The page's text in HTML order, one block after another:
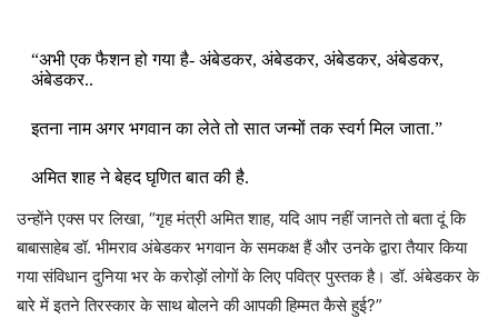
“अभी एक फैशन हो गया है- अंबेडकर, अंबेडकर, अंबेडकर, अंबेडकर,
अंबेडकर..
इतना नाम अगर भगवान का लेते तो सात जन्मों तक स्वर्ग मिल जाता.”
अमित शाह ने बेहद घृणित बात की है.
इस बात से जाहिर होता है कि BJP और RSS के नेताओं के मन में बाबा
साहेब अंबेडकर जी को लेकर बहुत नफरत है.
नफरत…pic.twitter.com/UMvMAq43O8
उन्होंने एक्स पर लिखा, “गृह मंत्री अमित शाह, यदि आप नहीं जानते तो बता दूं कि
बाबासाहेब डॉ. भीमराव अंबेडकर भगवान के समकक्ष हैं और उनके द्वारा तैयार किया
गया संविधान दुनिया भर के करोड़ों लोगों के लिए पवित्र पुस्तक है। डॉ. अंबेडकर के
बारे में इतने तिरस्कार के साथ बोलने की आपकी हिम्मत कैसे हुई?”